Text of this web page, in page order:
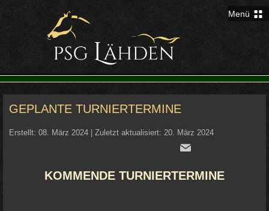
Menü
GEPLANTE TURNIERTERMINE
Erstellt: 08. März 2024 | Zuletzt aktualisiert: 20. März 2024
KOMMENDE TURNIERTERMINE